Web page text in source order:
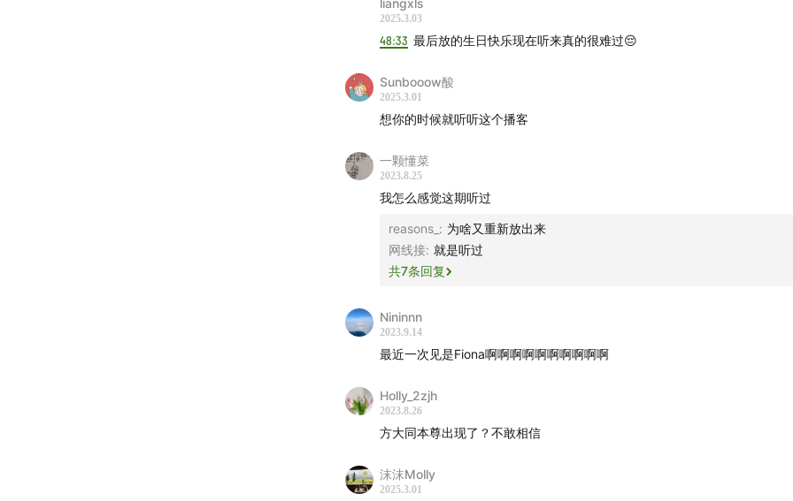
容祖儿 周笔畅
田馥甄
万芳 雷光夏1 2
刘若英 张韶涵
柯泯薰 希林娜依·高
新裤子 旅行团 Joyside
Twins
INNOUT NaraBara
后乐园
李玟
方大同
liangxls
2025.3.03
48:33 最后放的生日快乐现在听来真的很难过😔
Sunbooow酸
2025.3.01
想你的时候就听听这个播客
一颗懂菜
2023.8.25
我怎么感觉这期听过
reasons_ : 为啥又重新放出来
网线接: 就是听过
共7条回复
Nininnn
2023.9.14
最近一次见是Fiona啊啊啊啊啊啊啊啊啊啊
Holly_2zjh
2023.8.26
方大同本尊出现了？不敢相信
沫沫Molly
2025.3.01